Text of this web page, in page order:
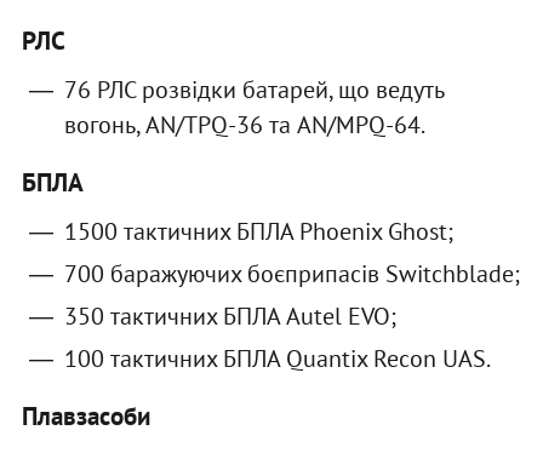
РЛС
76 РЛС розвідки батарей, що ведуть
вогонь, AN/TPQ-36 та AN/MPQ-64.
БПЛА
1500 тактичних БПЛА Phoenix Ghost;
700 баражуючих боєприпасів Switchblade;
350 тактичних БПЛА Autel EVO;
100 тактичних БПЛА Quantix Recon UAS.
Плавзасоби